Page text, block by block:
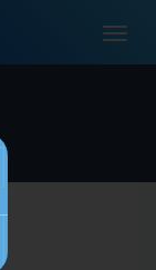
切